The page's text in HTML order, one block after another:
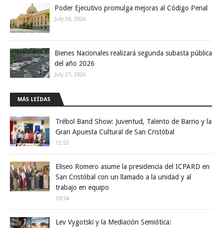
Poder Ejecutivo promulga mejoras al Código Penal
July 28, 2026
Bienes Nacionales realizará segunda subasta pública
del año 2026
July 27, 2026
MÁS LEÍDAS
Trébol Band Show: Juventud, Talento de Barrio y la
Gran Apuesta Cultural de San Cristóbal
12:52
Eliseo Romero asume la presidencia del ICPARD en
San Cristóbal con un llamado a la unidad y al
trabajo en equipo
10:54
Lev Vygotski y la Mediación Semiótica: